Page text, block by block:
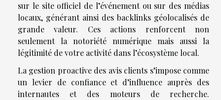
sur le site officiel de l’événement ou sur des médias
locaux, générant ainsi des backlinks géolocalisés de
grande valeur. Ces actions renforcent non
seulement la notoriété numérique mais aussi la
légitimité de votre activité dans l’écosystème local.
La gestion proactive des avis clients s’impose comme
un levier de confiance et d’influence auprès des
internautes et des moteurs de recherche.